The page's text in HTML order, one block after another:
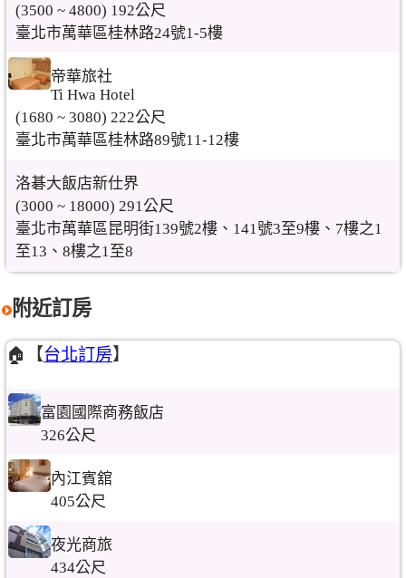
(3500 ~ 4800) 192公尺
臺北市萬華區桂林路24號1-5樓
帝華旅社
Ti Hwa Hotel
(1680 ~ 3080) 222公尺
臺北市萬華區桂林路89號11-12樓
洛碁大飯店新仕界
(3000 ~ 18000) 291公尺
臺北市萬華區昆明街139號2樓、141號3至9樓、7樓之1
至13、8樓之1至8
附近訂房
🏠【台北訂房】
富園國際商務飯店
326公尺
內江賓舘
405公尺
夜光商旅
434公尺